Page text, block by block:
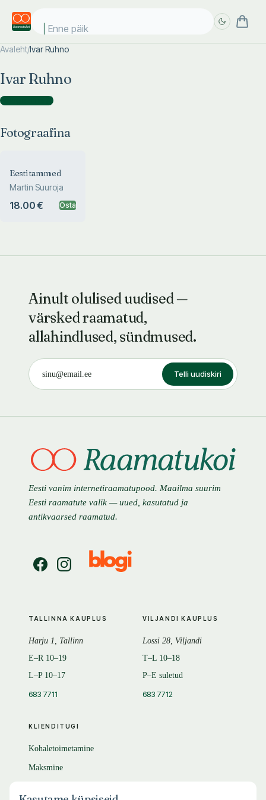
Enne päike
Avaleht/Ivar Ruhno
Ivar Ruhno
Fotograafina )
Fotograafina
Eesti tammed
Martin Suuroja
18.00 € Osta
Ainult olulised uudised —
värsked raamatud,
allahindlused, sündmused.
Telli uudiskiri
Eesti vanim internetiraamatupood. Maailma suurim
Eesti raamatute valik — uued, kasutatud ja
antikvaarsed raamatud.
KLIENDITUGI
Kohaletoimetamine
Maksmine
TALLINNA KAUPLUS
Harju 1, Tallinn
E–R 10–19
L–P 10–17
683 7711
VILJANDI KAUPLUS
Lossi 28, Viljandi
T–L 10–18
P–E suletud
683 7712